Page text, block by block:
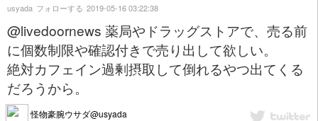
@livedoornews 薬局やドラッグストアで、売る前
に個数制限や確認付きで売り出して欲しい。
絶対カフェイン過剰摂取して倒れるやつ出てくる
だろうから。
怪物豪腕ウサダ@usyada
usyada フォローする 2019-05-16 03:22:38